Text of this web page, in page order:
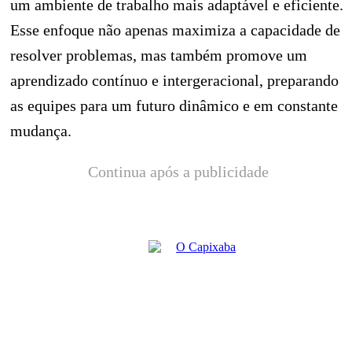
um ambiente de trabalho mais adaptável e eficiente.
Esse enfoque não apenas maximiza a capacidade de
resolver problemas, mas também promove um
aprendizado contínuo e intergeracional, preparando
as equipes para um futuro dinâmico e em constante
mudança.
Continua após a publicidade